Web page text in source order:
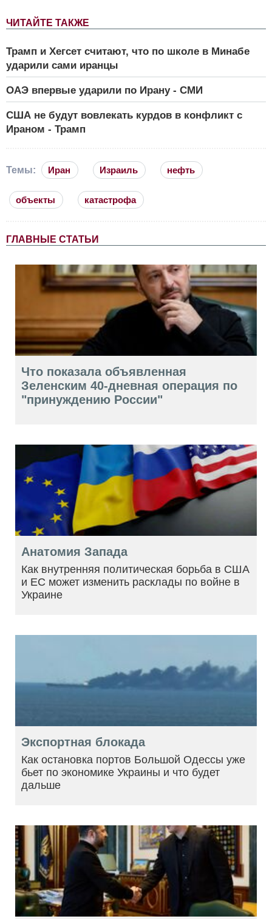
ЧИТАЙТЕ ТАКЖЕ
Трамп и Хегсет считают, что по школе в Минабе
ударили сами иранцы
ОАЭ впервые ударили по Ирану - СМИ
США не будут вовлекать курдов в конфликт с
Ираном - Трамп
Темы: Иран Израиль нефть
объекты катастрофа
ГЛАВНЫЕ СТАТЬИ
Что показала объявленная
Зеленским 40-дневная операция по
"принуждению России"
Анатомия Запада
Как внутренняя политическая борьба в США
и ЕС может изменить расклады по войне в
Украине
Экспортная блокада
Как остановка портов Большой Одессы уже
бьет по экономике Украины и что будет
дальше